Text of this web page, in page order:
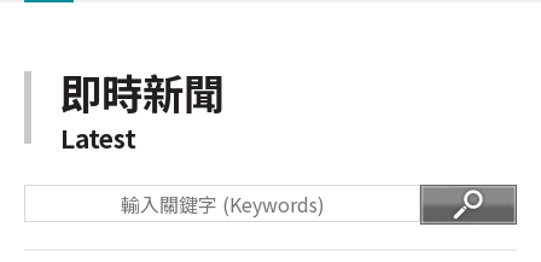
即時新聞
Latest